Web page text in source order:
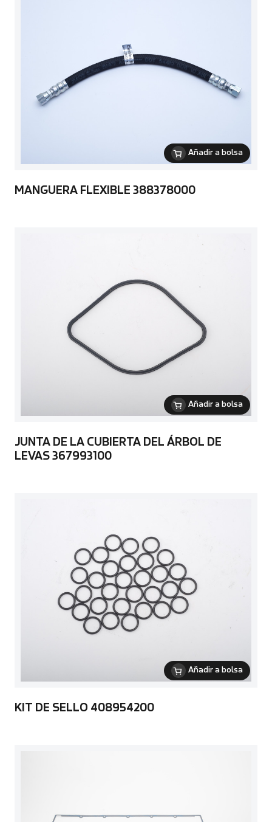
Añadir a bolsa
MANGUERA FLEXIBLE 388378000
Añadir a bolsa
JUNTA DE LA CUBIERTA DEL ÁRBOL DE
LEVAS 367993100
Añadir a bolsa
KIT DE SELLO 408954200